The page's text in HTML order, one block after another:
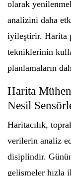
olarak
analizini daha
iyileştirir. Harita
tekniklerinin
planlamaların
Harita
Nesil
Haritacılık,
verilerin analiz
disiplindir.
gelişmeler hızla